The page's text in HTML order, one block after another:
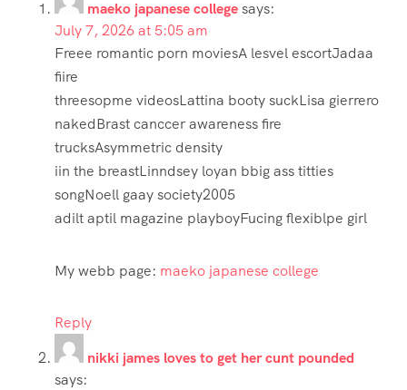
maeko japanese collegesays:
July 7, 2026 at 5:05 am
Freee romantic porn moviesA lesvel escortJadaa
fiire
threesopme videosLattina booty suckLisa gierrero
nakedBrast canccer awareness fire
trucksAsymmetric density
iin the breastLinndsey loyan bbig ass titties
songNoell gaay society2005
adilt aptil magazine playboyFucing flexiblpe girl
My webb page: maeko japanese college
Reply
nikki james loves to get her cunt pounded
says: